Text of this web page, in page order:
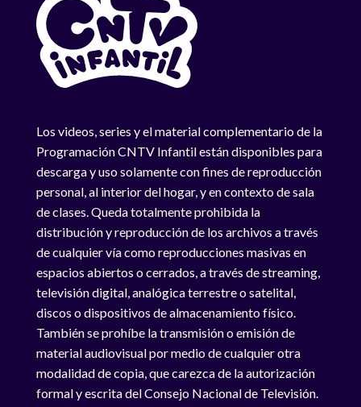
Los videos, series y el material complementario de la
Programación CNTV Infantil están disponibles para
descarga y uso solamente con fines de reproducción
personal, al interior del hogar, y en contexto de sala
de clases. Queda totalmente prohibida la
distribución y reproducción de los archivos a través
de cualquier vía como reproducciones masivas en
espacios abiertos o cerrados, a través de streaming,
televisión digital, analógica terrestre o satelital,
discos o dispositivos de almacenamiento físico.
También se prohíbe la transmisión o emisión de
material audiovisual por medio de cualquier otra
modalidad de copia, que carezca de la autorización
formal y escrita del Consejo Nacional de Televisión.